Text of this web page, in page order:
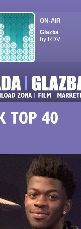
ON-AIR
Glazba
by RDV